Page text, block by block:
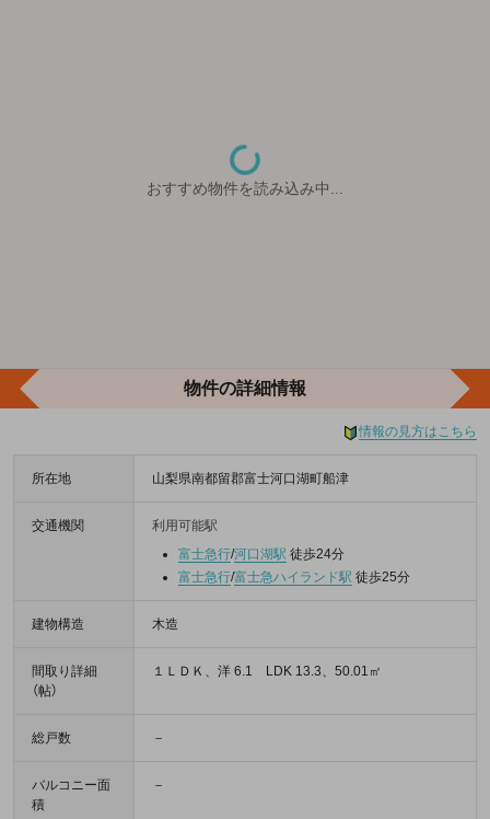
おすすめ物件を読み込み中...
物件の詳細情報
情報の見方はこちら
所在地 山梨県南都留郡富士河口湖町船津
交通機関
利用可能駅
富士急行/河口湖駅 徒歩24分
富士急行/富士急ハイランド駅 徒歩25分
建物構造 木造
間取り詳細
（帖）
１ＬＤＫ、洋 6.1 LDK 13.3、50.01㎡
総戸数 －
バルコニー面
積
－